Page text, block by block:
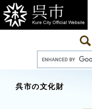
ー
ジ
の
ニ
ュ
ー
呉市の文化財